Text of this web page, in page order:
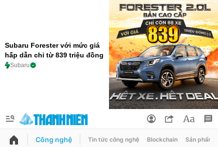
Subaru Forester với mức giá
hấp dẫn chỉ từ 839 triệu đồng
Subaru
Công nghệ Tin tức công nghệ Blockchain Sản phẩm